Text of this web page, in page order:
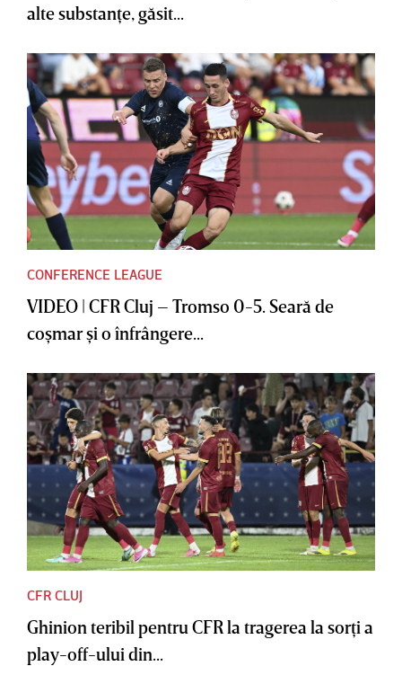
alte substanţe, găsit...
CONFERENCE LEAGUE
VIDEO | CFR Cluj – Tromso 0-5. Seară de
coşmar şi o înfrângere...
CFR CLUJ
Ghinion teribil pentru CFR la tragerea la sorţi a
play-off-ului din...